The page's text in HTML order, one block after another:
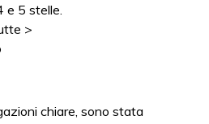
e 5 stelle.
>
chiare, sono stata